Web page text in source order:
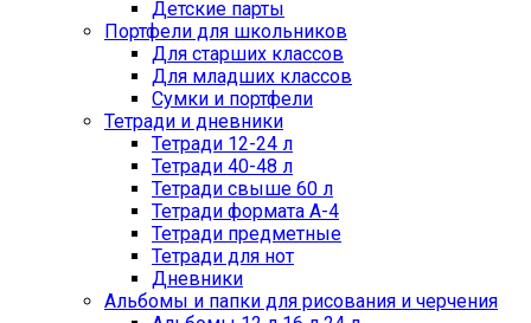
Детские парты
Портфели для школьников
Для старших классов
Для младших классов
Сумки и портфели
Тетради и дневники
Тетради 12-24 л
Тетради 40-48 л
Тетради свыше 60 л
Тетради формата А-4
Тетради предметные
Тетради для нот
Дневники
Альбомы и папки для рисования и черчения